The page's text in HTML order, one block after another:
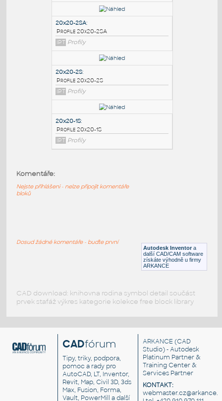
Profile 20x20-3S
IPT Profily
20x20-2SA:
Profile 20x20-2SA
IPT Profily
Profile 20x20-1S
Autodesk Inventor a
další CAD/CAM software
získáte výhodně u firmy
ARKANCE
Komentáře:
Nejste přihlášeni - nelze připojit komentáře
bloků
Dosud žádné komentáře - buďte první
CAD download: knihovna rodina symbol detail součást
prvek stafáž výkres kategorie kolekce free block library
CADfórum
Tipy, triky, podpora,
pomoc a rady pro
AutoCAD, LT, Inventor,
Revit, Map, Civil 3D, 3ds
Max, Fusion, Forma,
Vault, PowerMill a další
ARKANCE (CAD
Studio) - Autodesk
Platinum Partner &
Training Center &
Services Partner
KONTAKT: